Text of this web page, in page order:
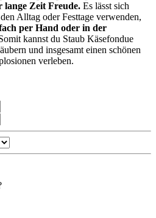
lange Zeit Freude. Es lässt sich
Alltag oder Festtage verwenden,
per Hand oder in der
kannst du Staub Käsefondue
und insgesamt einen schönen
verleben.